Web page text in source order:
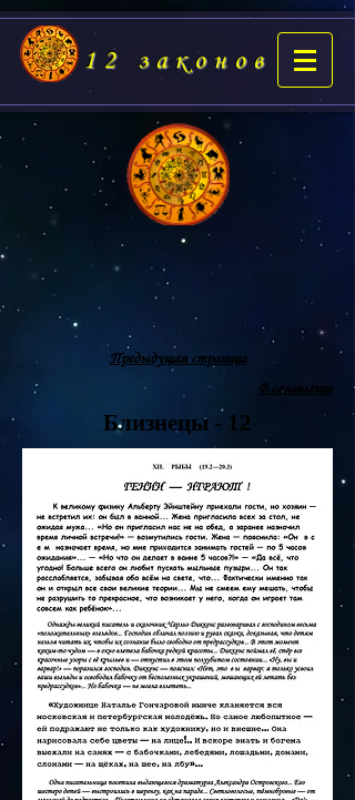
12 законов
Предыдущая страница
В оглавление
Близнецы - 12